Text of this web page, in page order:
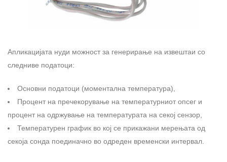
Апликацијата нуди можност за генерирање на извештаи со
следниве податоци:
Основни податоци (моментална температура),
Процент на пречекорување на температурниот опсег и
процент на одржување на температурата на секој сензор,
Температурен график во кој се прикажани мерењата од
секоја сонда поединачно во одреден временски интервал.